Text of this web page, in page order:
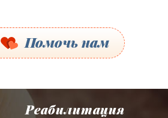
Помочь нам
Реабилитация